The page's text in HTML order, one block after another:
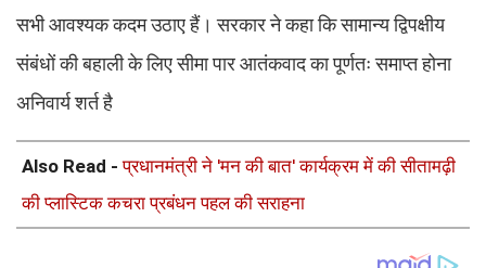
सभी आवश्यक कदम उठाए हैं। सरकार ने कहा कि सामान्य द्विपक्षीय
संबंधों की बहाली के लिए सीमा पार आतंकवाद का पूर्णतः समाप्त होना
अनिवार्य शर्त है
Also Read -प्रधानमंत्री ने 'मन की बात' कार्यक्रम में की सीतामढ़ी
की प्लास्टिक कचरा प्रबंधन पहल की सराहना